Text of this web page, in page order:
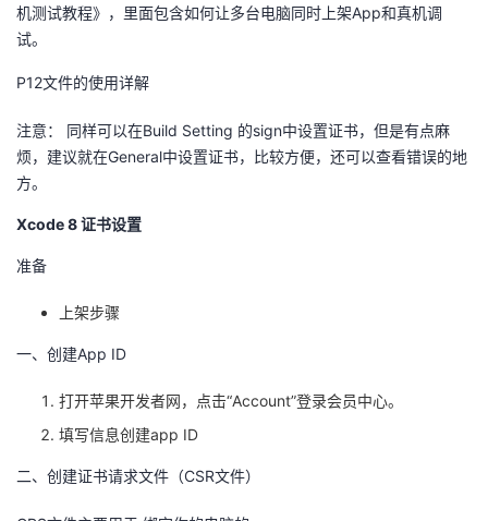
者
博
客
的
论
坛
我
的
圈
我
的
我
动
关
注
的
开
我
的
我
机测试教程》，里面包含如何让多台电脑同时上架App和真机调
试。
P12文件的使用详解
注意： 同样可以在Build Setting 的sign中设置证书，但是有点麻
烦，建议就在General中设置证书，比较方便，还可以查看错误的地
方。
Xcode 8 证书设置
准备
上架步骤
一、创建App ID
打开苹果开发者网，点击“Account”登录会员中心。
填写信息创建app ID
二、创建证书请求文件（CSR文件）